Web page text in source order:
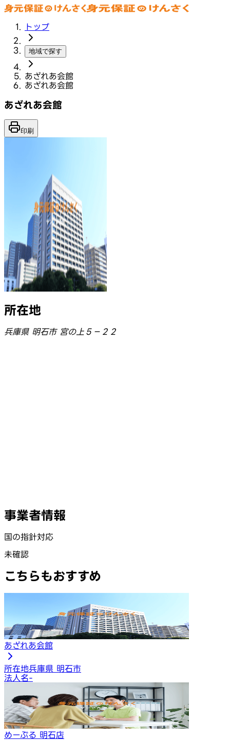
トップ
地域で探す
あざれあ会館
あざれあ会館
あざれあ会館
印刷
所在地
兵庫県 明石市 宮の上５－２２
事業者情報
国の指針対応
未確認
こちらもおすすめ
あざれあ会館
所在地兵庫県 明石市
法人名-
めーぷる 明石店